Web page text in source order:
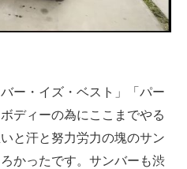
ー・イズ・ベスト」「パー
ディーの為にここまでやる
と汗と努力労力の塊のサン
かったです。サンバーも渋